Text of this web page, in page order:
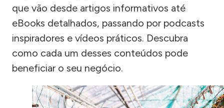
que vão desde artigos informativos até
eBooks detalhados, passando por podcasts
inspiradores e vídeos práticos. Descubra
como cada um desses conteúdos pode
beneficiar o seu negócio.